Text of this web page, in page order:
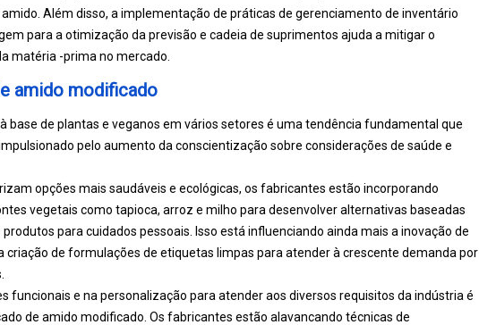
Além disso, a implementação de práticas de gerenciamento de inventário
para a otimização da previsão e cadeia de suprimentos ajuda a mitigar o
matéria -prima no mercado.
amido modificado
base de plantas e veganos em vários setores é uma tendência fundamental que
pelo aumento da conscientização sobre considerações de saúde e
opções mais saudáveis e ecológicas, os fabricantes estão incorporando
vegetais como tapioca, arroz e milho para desenvolver alternativas baseadas
para cuidados pessoais. Isso está influenciando ainda mais a inovação de
de formulações de etiquetas limpas para atender à crescente demanda por
funcionais e na personalização para atender aos diversos requisitos da indústria é
de amido modificado. Os fabricantes estão alavancando técnicas de